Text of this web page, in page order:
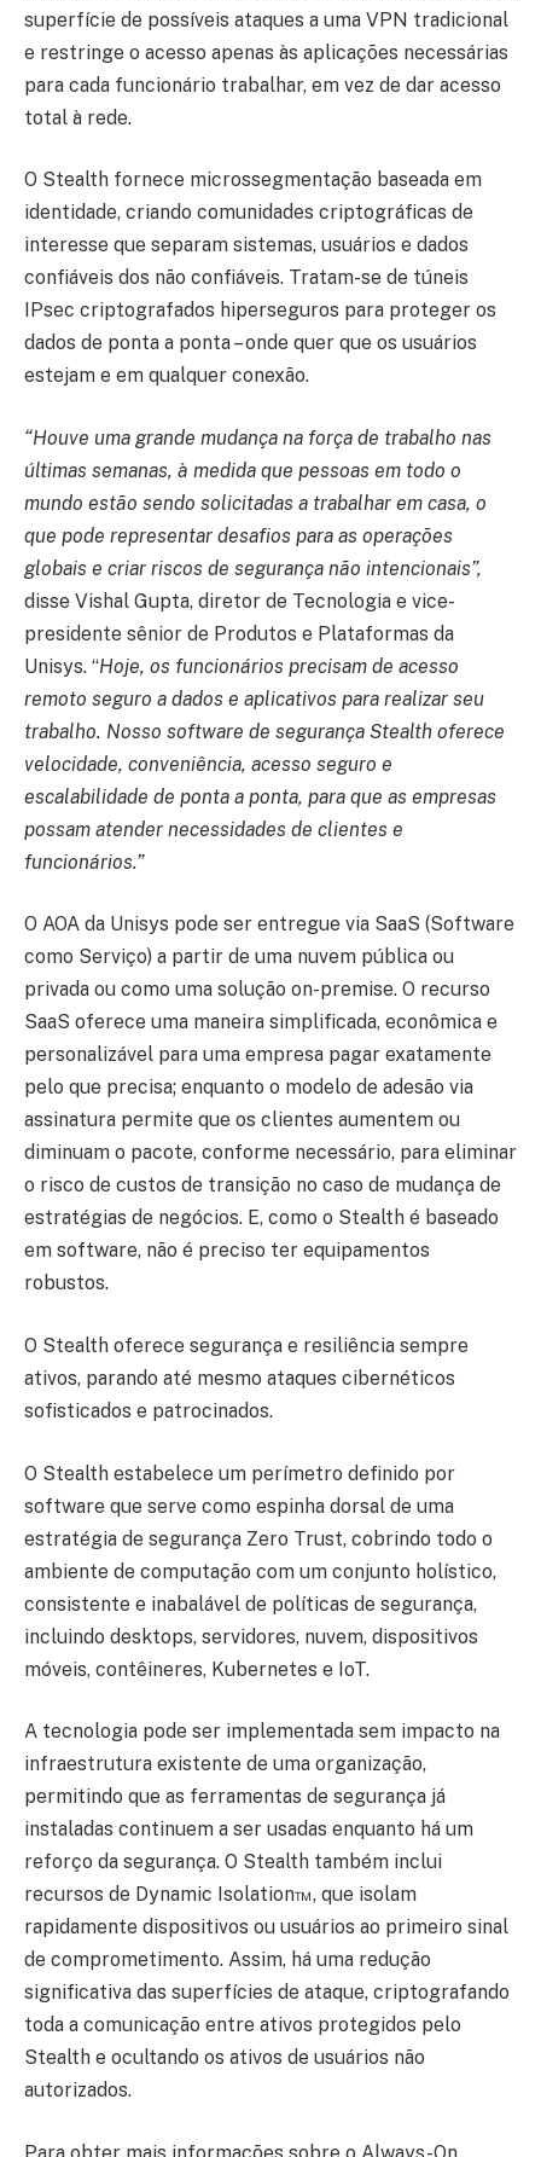
superfície de possíveis ataques a uma VPN tradicional
e restringe o acesso apenas às aplicações necessárias
para cada funcionário trabalhar, em vez de dar acesso
total à rede.
O Stealth fornece microssegmentação baseada em
identidade, criando comunidades criptográficas de
interesse que separam sistemas, usuários e dados
confiáveis ​​dos não confiáveis. Tratam-se de túneis
IPsec criptografados hiperseguros para proteger os
dados de ponta a ponta – onde quer que os usuários
estejam e em qualquer conexão.
“Houve uma grande mudança na força de trabalho nas
últimas semanas, à medida que pessoas em todo o
mundo estão sendo solicitadas a trabalhar em casa, o
que pode representar desafios para as operações
globais e criar riscos de segurança não intencionais”,
disse Vishal Gupta, diretor de Tecnologia e vice-
presidente sênior de Produtos e Plataformas da
Unisys. “Hoje, os funcionários precisam de acesso
remoto seguro a dados e aplicativos para realizar seu
trabalho. Nosso software de segurança Stealth oferece
velocidade, conveniência, acesso seguro e
escalabilidade de ponta a ponta, para que as empresas
possam atender necessidades de clientes e
funcionários.”
O AOA da Unisys pode ser entregue via SaaS (Software
como Serviço) a partir de uma nuvem pública ou
privada ou como uma solução on-premise. O recurso
SaaS oferece uma maneira simplificada, econômica e
personalizável para uma empresa pagar exatamente
pelo que precisa; enquanto o modelo de adesão via
assinatura permite que os clientes aumentem ou
diminuam o pacote, conforme necessário, para eliminar
o risco de custos de transição no caso de mudança de
estratégias de negócios. E, como o Stealth é baseado
em software, não é preciso ter equipamentos
robustos.
O Stealth oferece segurança e resiliência sempre
ativos, parando até mesmo ataques cibernéticos
sofisticados e patrocinados.
O Stealth estabelece um perímetro definido por
software que serve como espinha dorsal de uma
estratégia de segurança Zero Trust, cobrindo todo o
ambiente de computação com um conjunto holístico,
consistente e inabalável de políticas de segurança,
incluindo desktops, servidores, nuvem, dispositivos
móveis, contêineres, Kubernetes e IoT.
A tecnologia pode ser implementada sem impacto na
infraestrutura existente de uma organização,
permitindo que as ferramentas de segurança já
instaladas continuem a ser usadas enquanto há um
reforço da segurança. O Stealth também inclui
recursos de Dynamic Isolation™, que isolam
rapidamente dispositivos ou usuários ao primeiro sinal
de comprometimento. Assim, há uma redução
significativa das superfícies de ataque, criptografando
toda a comunicação entre ativos protegidos pelo
Stealth e ocultando os ativos de usuários não
autorizados.
Para obter mais informações sobre o Always-On